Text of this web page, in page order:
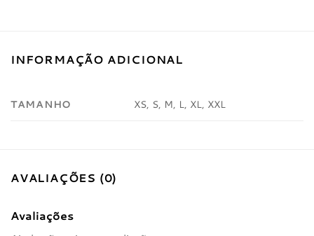
INFORMAÇÃO ADICIONAL
TAMANHO XS, S, M, L, XL, XXL
AVALIAÇÕES (0)
Avaliações